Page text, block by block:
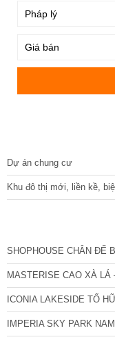
Dự án chung cư
Khu đô thị mới, liền kề,
SHOPHOUSE CHÂN ĐẾ
MASTERISE CAO XÀ LÁ
ICONIA LAKESIDE TỐ
IMPERIA SKY PARK